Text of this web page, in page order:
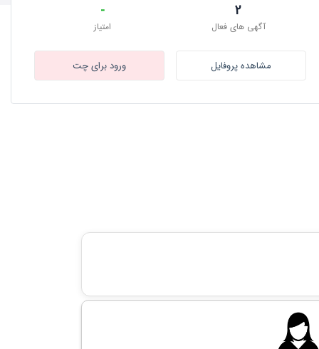
2
آگهی های فعال
-
امتیاز
مشاهده پروفایل ورود برای چت